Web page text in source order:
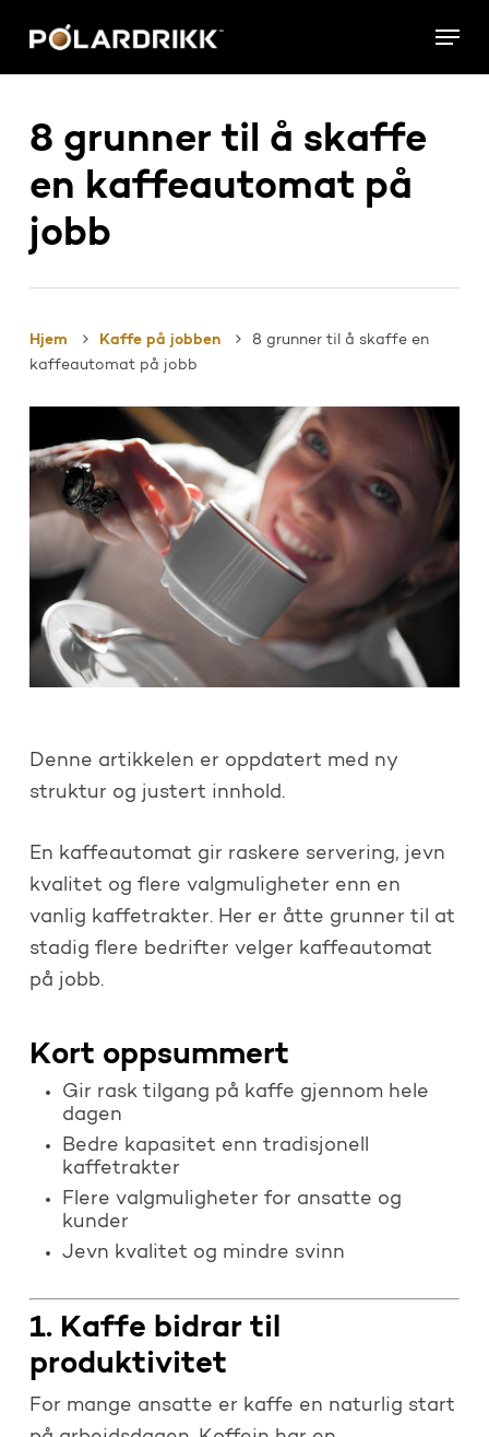
main
Menu
8 grunner til å skaffe
en kaffeautomat på
jobb
Hjem Kaffe på jobben
8 grunner til å skaffe en
kaffeautomat på jobb
Denne artikkelen er oppdatert med ny
struktur og justert innhold.
En kaffeautomat gir raskere servering, jevn
kvalitet og flere valgmuligheter enn en
vanlig kaffetrakter. Her er åtte grunner til at
stadig flere bedrifter velger kaffeautomat
på jobb.
Kort oppsummert
Gir rask tilgang på kaffe gjennom hele
dagen
Bedre kapasitet enn tradisjonell
kaffetrakter
Flere valgmuligheter for ansatte og
kunder
Jevn kvalitet og mindre svinn
1. Kaffe bidrar til
produktivitet
For mange ansatte er kaffe en naturlig start